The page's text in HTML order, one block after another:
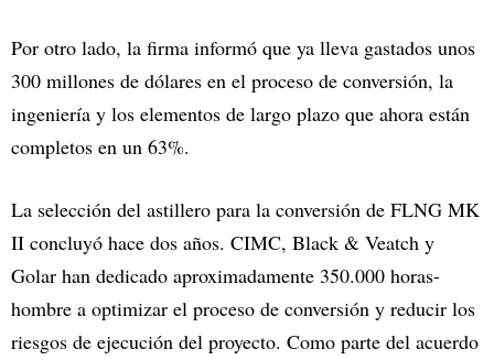
Por otro lado, la firma informó que ya lleva gastados unos
300 millones de dólares en el proceso de conversión, la
ingeniería y los elementos de largo plazo que ahora están
completos en un 63%.
La selección del astillero para la conversión de FLNG MK
II concluyó hace dos años. CIMC, Black & Veatch y
Golar han dedicado aproximadamente 350.000 horas-
hombre a optimizar el proceso de conversión y reducir los
riesgos de ejecución del proyecto. Como parte del acuerdo